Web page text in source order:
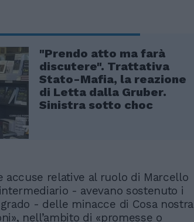
"Prendo atto ma farà
discutere". Trattativa
Stato-Mafia, la reazione
di Letta dalla Gruber.
Sinistra sotto choc
accuse relative al ruolo di Marcello
- avevano sostenuto i
- delle minacce di Cosa nostra
nell’ambito di «promesse o